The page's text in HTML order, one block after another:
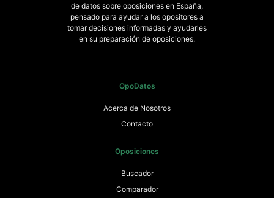
de datos sobre oposiciones en España,
pensado para ayudar a los opositores a
tomar decisiones informadas y ayudarles
en su preparación de oposiciones.
OpoDatos
Acerca de Nosotros
Contacto
Oposiciones
Buscador
Comparador